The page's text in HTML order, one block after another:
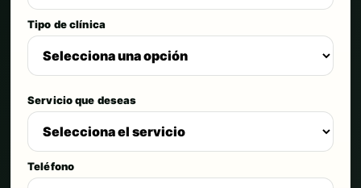
Tipo de clínica
Servicio que deseas
Teléfono